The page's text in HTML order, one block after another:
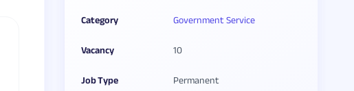
Category
Government Service
Vacancy
10
Job Type
Permanent